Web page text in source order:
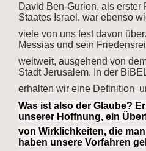
David Ben-Gurion, als erster
Staates Israel, war ebenso
viele von uns fest davon
Messias und sein
weltweit, ausgehend von
Stadt Jerusalem. In der
erhalten wir eine Definition
Was ist also der Glaube?
unserer Hoffnung, ein
von Wirklichkeiten, die
haben unsere Vorfahren